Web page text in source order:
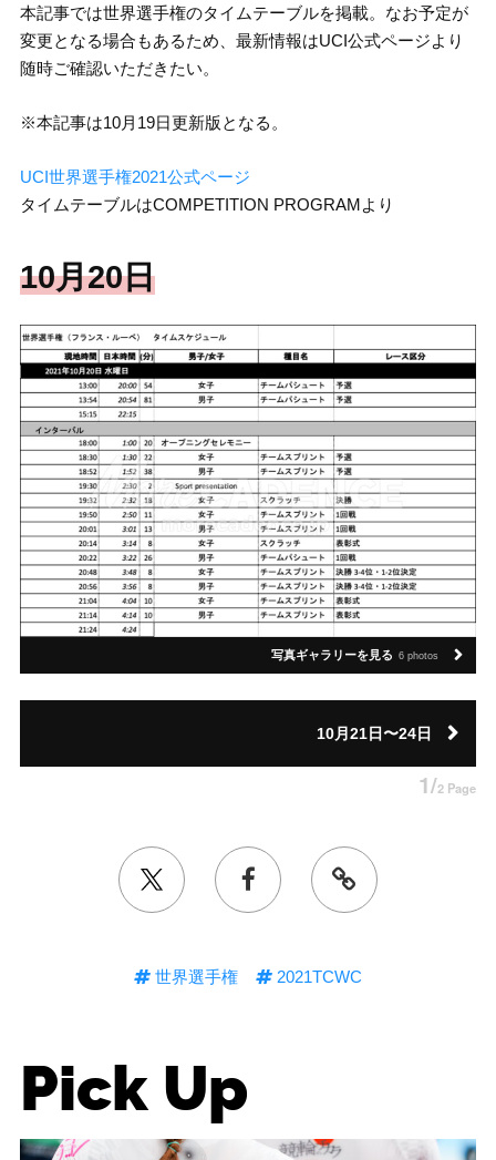
本記事では世界選手権のタイムテーブルを掲載。なお予定が
変更となる場合もあるため、最新情報はUCI公式ページより
随時ご確認いただきたい。
※本記事は10月19日更新版となる。
UCI世界選手権2021公式ページ
タイムテーブルはCOMPETITION PROGRAMより
10月20日
写真ギャラリーを見る 6 photos
10月21日〜24日
1/2 Page
世界選手権 2021TCWC
Pick Up